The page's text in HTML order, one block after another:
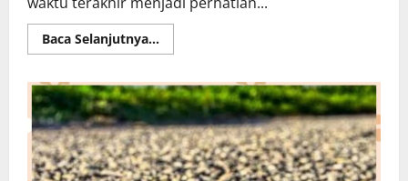
Baca Selanjutnya...
more
Bola
Api
Kian
Sering
Terlihat,
Benarkah
Berkaitan
dengan